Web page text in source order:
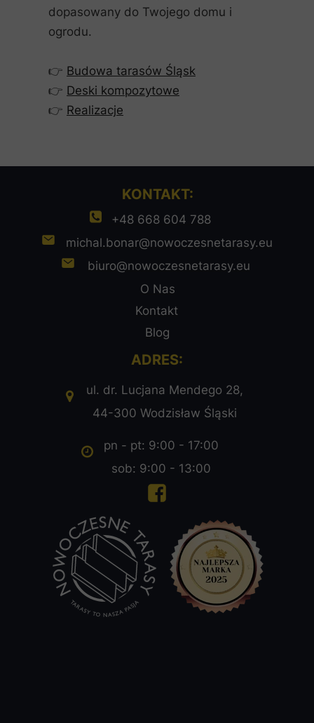
ADRES:
KONTAKT:
pn - pt: 9:00 - 17:00
sob: 9:00 - 13:00
ul. dr. Lucjana Mendego 28,
44-300 Wodzisław Śląski
biuro@nowoczesnetarasy.eu
michal.bonar@nowoczesnetarasy.eu
Blog
Kontakt
O Nas
+48 668 604 788
dopasowany do Twojego domu i
ogrodu.
👉 Budowa tarasów Śląsk
👉 Deski kompozytowe
👉 Realizacje